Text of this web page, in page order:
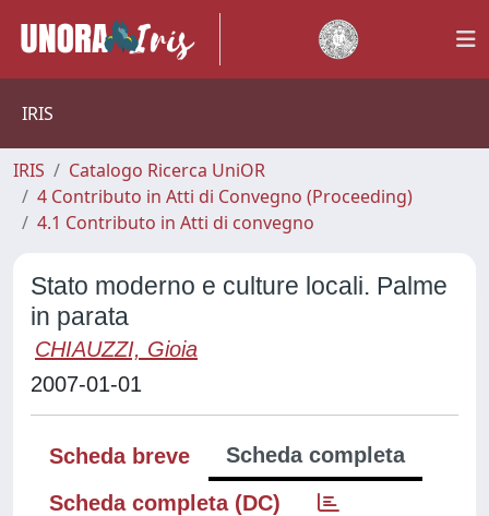
IRIS
IRIS
Catalogo Ricerca UniOR
4 Contributo in Atti di Convegno (Proceeding)
4.1 Contributo in Atti di convegno
Stato moderno e culture locali. Palme
in parata
CHIAUZZI, Gioia
2007-01-01
Scheda breve
Scheda completa
Scheda completa (DC)